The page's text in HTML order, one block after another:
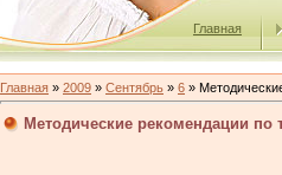
Главная
Главная » 2009 » Сентябрь » 6 »
Методические рекомендации по